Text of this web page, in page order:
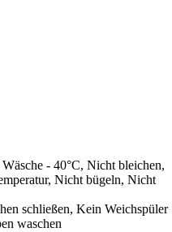
- 40°C, Nicht bleichen,
Nicht bügeln, Nicht
schließen, Kein Weichspüler
waschen